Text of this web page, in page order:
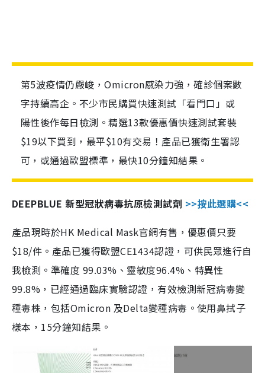
第5波疫情仍嚴峻，Omicron感染力強，確診個案數
字持續高企。不少市民購買快速測試「看門口」或
陽性後作每日檢測。精選13款優惠價快速測試套裝
$19以下買到，最平$10有交易！產品已獲衛生署認
可，或通過歐盟標準，最快10分鐘知結果。
DEEPBLUE 新型冠狀病毒抗原檢測試劑 >>按此選購<<
產品現時於HK Medical Mask官網有售，優惠價只要
$18/件。產品已獲得歐盟CE1434認證，可供民眾進行自
我檢測。準確度 99.03%、靈敏度96.4%、特異性
99.8%，已經通過臨床實驗認證，有效檢測新冠病毒變
種毒株，包括Omicron 及Delta變種病毒。使用鼻拭子
樣本，15分鐘知結果。